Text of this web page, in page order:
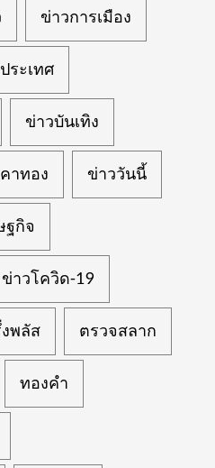
ข่าวการเมือง
ระเทศ
ข่าวบันเทิง
าทอง ข่าววันนี้
ฐกิจ
ข่าวโควิด-19
พลัส ตรวจสลาก
ทองคำ